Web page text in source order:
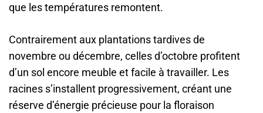
que les températures remontent.
Contrairement aux plantations tardives de
novembre ou décembre, celles d’octobre profitent
d’un sol encore meuble et facile à travailler. Les
racines s’installent progressivement, créant une
réserve d’énergie précieuse pour la floraison